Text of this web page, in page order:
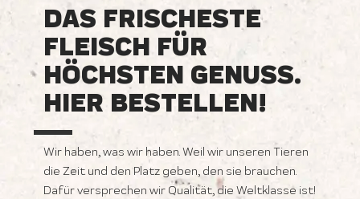
DAS FRISCHESTE
FLEISCH FÜR
HÖCHSTEN GENUSS.
HIER BESTELLEN!
Wir haben, was wir haben. Weil wir unseren Tieren
die Zeit und den Platz geben, den sie brauchen.
Dafür versprechen wir Qualität, die Weltklasse ist!